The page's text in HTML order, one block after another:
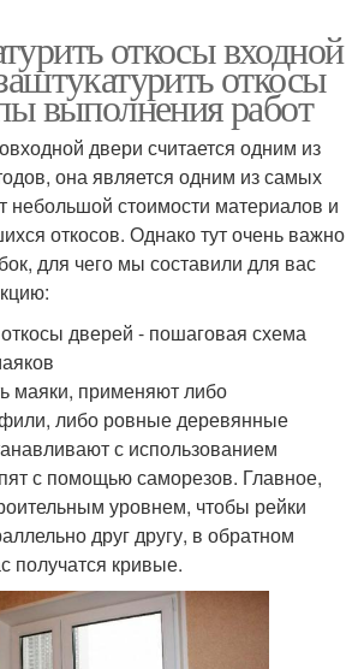
откосы входной
откосы
выполнения работ
двери считается одним из
она является одним из самых
небольшой стоимости материалов и
откосов. Однако тут очень важно
для чего мы составили для вас
откосы дверей - пошаговая схема
маяки, применяют либо
либо ровные деревянные
с использованием
с помощью саморезов. Главное,
уровнем, чтобы рейки
друг другу, в обратном
получатся кривые.